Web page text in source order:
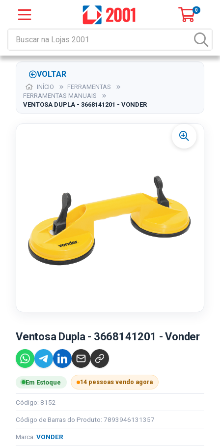
0
VOLTAR
INÍCIO
FERRAMENTAS
FERRAMENTAS MANUAIS
VENTOSA DUPLA - 3668141201 - VONDER
Ventosa Dupla - 3668141201 - Vonder
Em Estoque 14 pessoas vendo agora
Código: 8152
Código de Barras do Produto: 7893946131357
Marca: VONDER